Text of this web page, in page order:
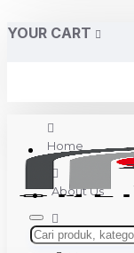
YOUR CART
Home
About Us
Contact